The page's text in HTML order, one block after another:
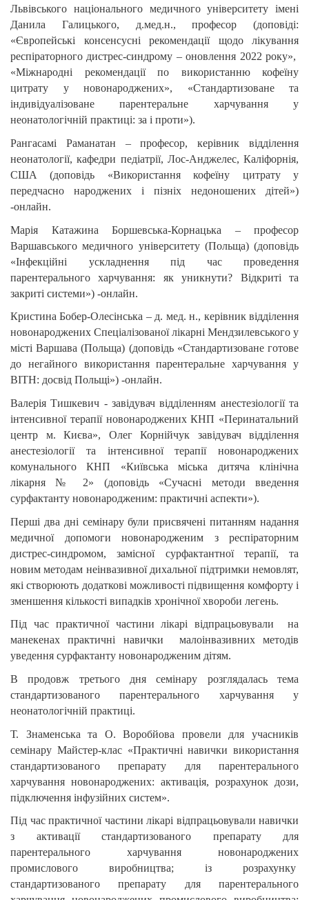
Львівського національного медичного університету імені
Данила Галицького, д.мед.н., професор (доповіді:
«Європейські консенсусні рекомендації щодо лікування
респіраторного дистрес-синдрому – оновлення 2022 року»,
«Міжнародні рекомендації по використанню кофеїну
цитрату у новонароджених», «Стандартизоване та
індивідуалізоване парентеральне харчування у
неонатологічній практиці: за і проти»).
Рангасамі Раманатан – професор, керівник відділення
неонатології, кафедри педіатрії, Лос-Анджелес, Каліфорнія,
США (доповідь «Використання кофеїну цитрату у
передчасно народжених і пізніх недоношених дітей»)
-онлайн.
Марія Катажина Боршевська-Корнацька – професор
Варшавського медичного університету (Польща) (доповідь
«Інфекційні ускладнення під час проведення
парентерального харчування: як уникнути? Відкриті та
закриті системи») -онлайн.
Кристина Бобер-Олесінська – д. мед. н., керівник відділення
новонароджених Спеціалізованої лікарні Мендзилевського у
місті Варшава (Польща) (доповідь «Стандартизоване готове
до негайного використання парентеральне харчування у
ВІТН: досвід Польщі») -онлайн.
Валерія Тишкевич - завідувач відділенням анестезіології та
інтенсивної терапії новонароджених КНП «Перинатальний
центр м. Києва», Олег Корнійчук завідувач відділення
анестезіології та інтенсивної терапії новонароджених
комунального КНП «Київська міська дитяча клінічна
лікарня № 2» (доповідь «Сучасні методи введення
сурфактанту новонародженим: практичні аспекти»).
Перші два дні семінару були присвячені питанням надання
медичної допомоги новонародженим з респіраторним
дистрес-синдромом, замісної сурфактантної терапії, та
новим методам неінвазивної дихальної підтримки немовлят,
які створюють додаткові можливості підвищення комфорту і
зменшення кількості випадків хронічної хвороби легень.
Під час практичної частини лікарі відпрацьовували на
манекенах практичні навички малоінвазивних методів
уведення сурфактанту новонародженим дітям.
В продовж третього дня семінару розглядалась тема
стандартизованого парентерального харчування у
неонатологічній практиці.
Т. Знаменська та О. Воробйова провели для учасників
семінару Майстер-клас «Практичні навички використання
стандартизованого препарату для парентерального
харчування новонароджених: активація, розрахунок дози,
підключення інфузійних систем».
Під час практичної частини лікарі відпрацьовували навички
з активації стандартизованого препарату для
парентерального харчування новонароджених
промислового виробництва; із розрахунку
стандартизованого препарату для парентерального